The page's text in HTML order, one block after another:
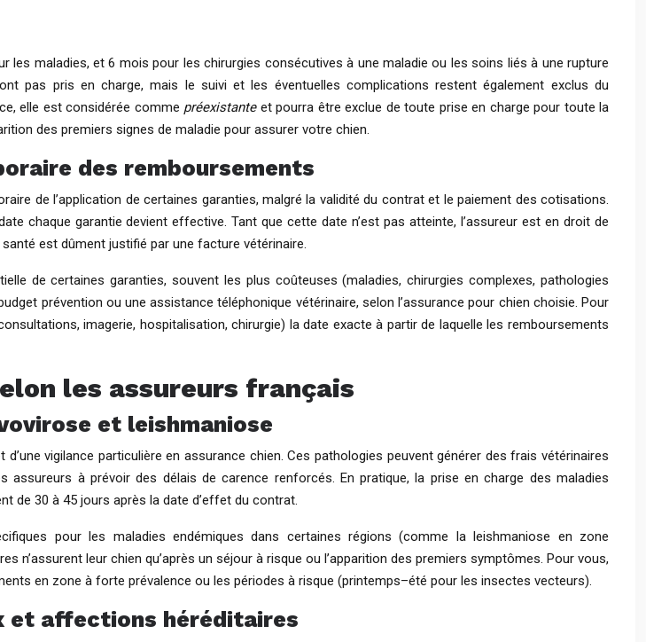
maladies, et 6 mois pour les chirurgies consécutives à une maladie ou les soins liés à une rupture
pas pris en charge, mais le suivi et les éventuelles complications restent également exclus du
elle est considérée comme préexistanteet pourra être exclue de toute prise en charge pour toute la
des premiers signes de maladie pour assurer votre chien.
des remboursements
de l’application de certaines garanties, malgré la validité du contrat et le paiement des cotisations.
chaque garantie devient effective. Tant que cette date n’est pas atteinte, l’assureur est en droit de
est dûment justifié par une facture vétérinaire.
de certaines garanties, souvent les plus coûteuses (maladies, chirurgies complexes, pathologies
prévention ou une assistance téléphonique vétérinaire, selon l’assurance pour chien choisie. Pour
imagerie, hospitalisation, chirurgie) la date exacte à partir de laquelle les remboursements
les assureurs français
et leishmaniose
vigilance particulière en assurance chien. Ces pathologies peuvent générer des frais vétérinaires
à prévoir des délais de carence renforcés. En pratique, la prise en charge des maladies
de 30 à 45 jours après la date d’effet du contrat.
pour les maladies endémiques dans certaines régions (comme la leishmaniose en zone
n’assurent leur chien qu’après un séjour à risque ou l’apparition des premiers symptômes. Pour vous,
en zone à forte prévalence ou les périodes à risque (printemps–été pour les insectes vecteurs).
et affections héréditaires